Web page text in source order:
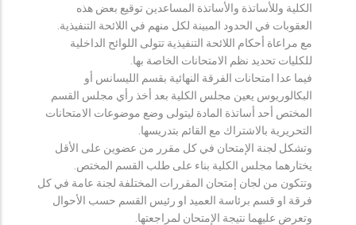
الكلية وللأساتذة والأساتذة المساعدين توقيع بعض هذه
العقوبات في الحدود المبينة لكل منهم في اللائحة التنفيذية.
مع مراعاة أحكام اللائحة التنفيذية تتولى اللوائح الداخلية
للكليات تحديد نظم الامتحانات الخاصة بها.
فيما عدا امتحانات الفرقة النهائية بقسم الليسانس أو
البكالوريوس يعين مجلس الكلية بعد أخذ رأي مجلس القسم
المختص أحد أساتذة المادة ليتولى وضع موضوعات الامتحانات
التحريرية بالاشتراك مع القائم بتدريسها.
وتشكل لجنة الإمتحان في كل مقرر من عضوين على الأقل
يختارهما مجلس الكلية بناء على طلب القسم المختص.
وتتكون من لجان إمتحان المقررات المختلفة لجنة عامة في كل
فرقة او قسم برئاسة العميد او رئيس القسم حسب الأحوال
وتعرض عليهما نتيجة الإمتحان لمراجعتها.